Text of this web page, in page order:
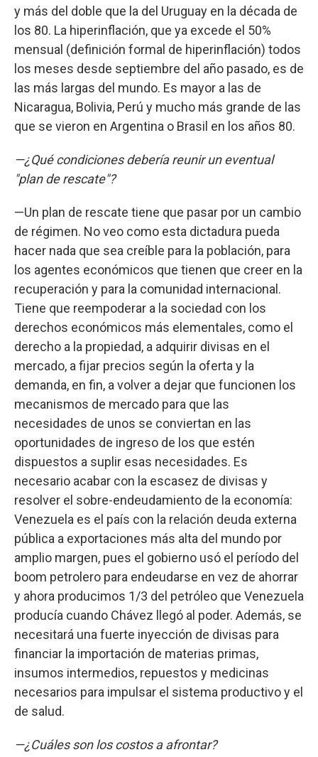
y más del doble que la del Uruguay en la década de
los 80. La hiperinflación, que ya excede el 50%
mensual (definición formal de hiperinflación) todos
los meses desde septiembre del año pasado, es de
las más largas del mundo. Es mayor a las de
Nicaragua, Bolivia, Perú y mucho más grande de las
que se vieron en Argentina o Brasil en los años 80.
—¿Qué condiciones debería reunir un eventual
"plan de rescate"?
—Un plan de rescate tiene que pasar por un cambio
de régimen. No veo como esta dictadura pueda
hacer nada que sea creíble para la población, para
los agentes económicos que tienen que creer en la
recuperación y para la comunidad internacional.
Tiene que reempoderar a la sociedad con los
derechos económicos más elementales, como el
derecho a la propiedad, a adquirir divisas en el
mercado, a fijar precios según la oferta y la
demanda, en fin, a volver a dejar que funcionen los
mecanismos de mercado para que las
necesidades de unos se conviertan en las
oportunidades de ingreso de los que estén
dispuestos a suplir esas necesidades. Es
necesario acabar con la escasez de divisas y
resolver el sobre-endeudamiento de la economía:
Venezuela es el país con la relación deuda externa
pública a exportaciones más alta del mundo por
amplio margen, pues el gobierno usó el período del
boom petrolero para endeudarse en vez de ahorrar
y ahora producimos 1/3 del petróleo que Venezuela
producía cuando Chávez llegó al poder. Además, se
necesitará una fuerte inyección de divisas para
financiar la importación de materias primas,
insumos intermedios, repuestos y medicinas
necesarios para impulsar el sistema productivo y el
de salud.
—¿Cuáles son los costos a afrontar?